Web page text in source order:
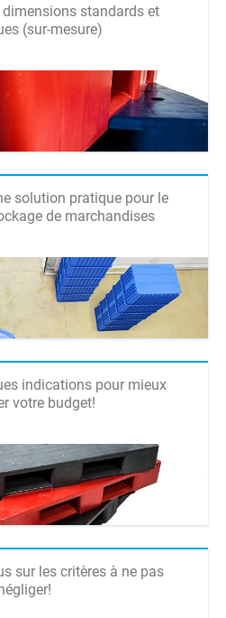
standards et
(sur-mesure)
solution pratique pour le
de marchandises
indications pour mieux
votre budget!
sur les critères à ne pas